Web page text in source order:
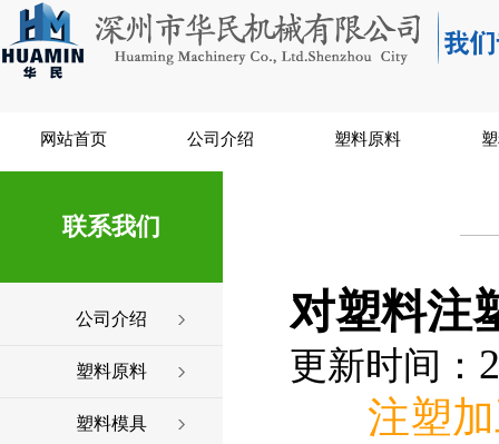
网站首页 公司介绍 塑料原料
联系我们
公司介绍
塑料原料
塑料模具
对塑料注
更新时间：
注塑